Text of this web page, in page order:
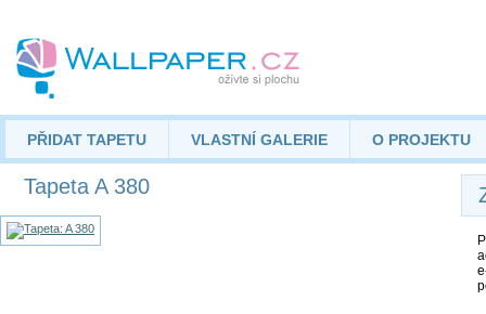
PŘIDAT TAPETU VLASTNÍ GALERIE O PROJEKTU
Tapeta A 380